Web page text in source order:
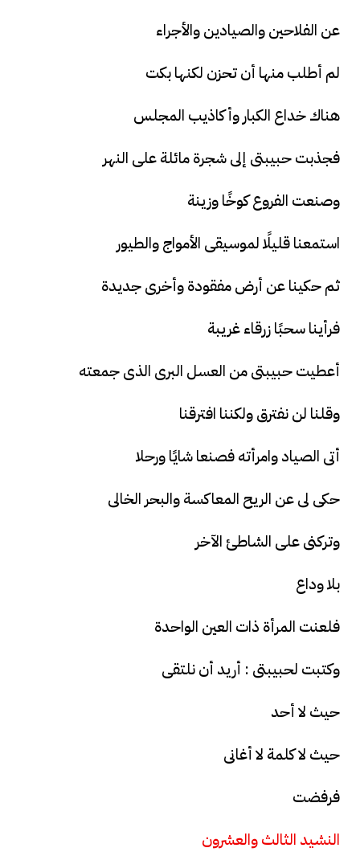
عن الفلاحين والصيادين والأجراء
لم أطلب منها أن تحزن لكنها بكت
هناك خداع الكبار وأكاذيب المجلس
فجذبت حبيبتى إلى شجرة مائلة على النهر
وصنعت الفروع كوخًا وزينة
استمعنا قليلًا لموسيقى الأمواج والطيور
ثم حكينا عن أرض مفقودة وأخرى جديدة
فرأينا سحبًا زرقاء غريبة
أعطيت حبيبتى من العسل البرى الذى جمعته
وقلنا لن نفترق ولكننا افترقنا
أتى الصياد وامرأته فصنعا شايًا ورحلا
حكى لى عن الريح المعاكسة والبحر الخالى
وتركنى على الشاطئ الآخر
بلا وداع
فلعنت المرأة ذات العين الواحدة
وكتبت لحبيبتى : أريد أن نلتقى
حيث لا أحد
حيث لا كلمة لا أغانى
فرفضت
النشيد الثالث والعشرون